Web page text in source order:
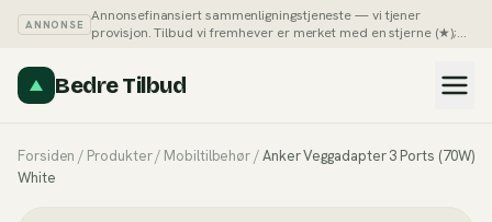
ANNONSE
Annonsefinansiert sammenligningstjeneste — vi tjener
provisjon. Tilbud vi fremhever er merket med en stjerne (★);
Bedre Tilbud
Forsiden / Produkter/ Mobiltilbehør/Anker Veggadapter 3 Ports (70W)
White